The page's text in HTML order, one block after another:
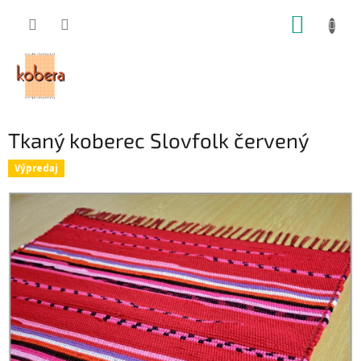
Tkaný koberec Slovfolk červený
Výpredaj